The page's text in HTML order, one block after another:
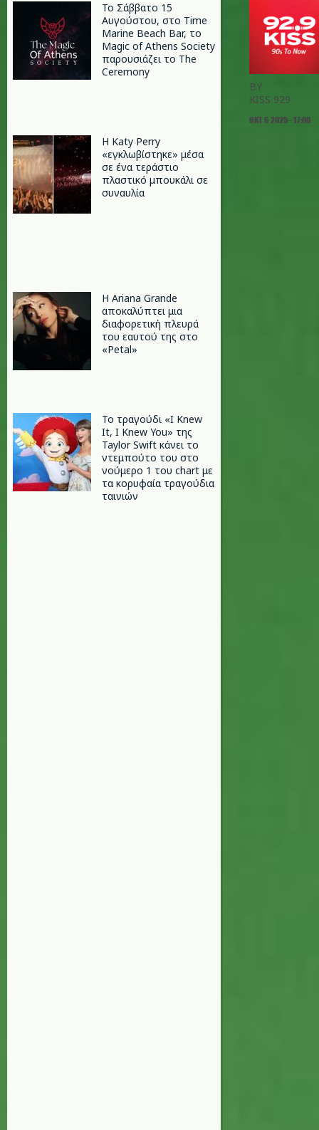
Το Σάββατο 15
Αυγούστου, στο Time
Marine Beach Bar, το
Magic of Athens Society
παρουσιάζει το The
Ceremony
H Katy Perry
«εγκλωβίστηκε» μέσα
σε ένα τεράστιο
πλαστικό μπουκάλι σε
συναυλία
Η Ariana Grande
αποκαλύπτει μια
διαφορετική πλευρά
του εαυτού της στο
«Petal»
Το τραγούδι «I Knew
It, I Knew You» της
Taylor Swift κάνει το
ντεμπούτο του στο
νούμερο 1 του chart με
τα κορυφαία τραγούδια
ταινιών
BY
KISS 929
ΟΚΤ 6 2025 - 17:00